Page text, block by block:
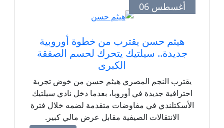
أغسطس 06
هيثم حسن يقترب من خطوة أوروبية
جديدة.. سيلتيك يتحرك لحسم الصفقة
الكبرى
يقترب النجم المصري هيثم حسن من خوض تجربة
احترافية جديدة في أوروبا، بعدما دخل نادي سيلتيك
الأسكتلندي في مفاوضات متقدمة لضمه خلال فترة
الانتقالات الصيفية مقابل عرض مالي كبير.